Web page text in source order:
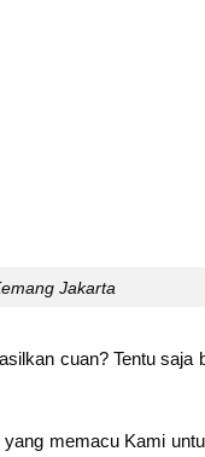
Jakarta
cuan? Tentu saja
memacu Kami